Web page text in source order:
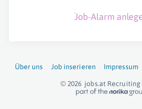
Job-Alarm
Über uns Job inserieren Impressum
© 2026 jobs.at Recruiting